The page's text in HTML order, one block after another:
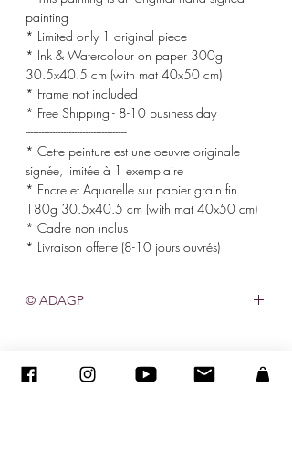
painting
* Limited only 1 original piece
* Ink & Watercolour on paper 300g
30.5x40.5 cm (with mat 40x50 cm)
* Frame not included
* Free Shipping - 8-10 business day
-------------------------------------
* Cette peinture est une oeuvre originale
signée, limitée à 1 exemplaire
* Encre et Aquarelle sur papier grain fin
180g 30.5x40.5 cm (with mat 40x50 cm)
* Cadre non inclus
* Livraison offerte (8-10 jours ouvrés)
© ADAGP